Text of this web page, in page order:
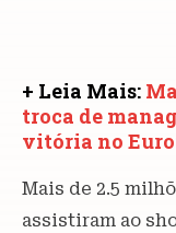
+ Leia Mais:
troca de
vitória no
Mais de 2.5
assistiram ao